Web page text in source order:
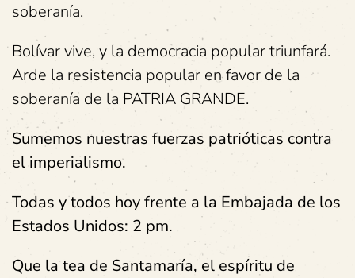
soberanía.
Bolívar vive, y la democracia popular triunfará.
Arde la resistencia popular en favor de la
soberanía de la PATRIA GRANDE.
Sumemos nuestras fuerzas patrióticas contra
el imperialismo.
Todas y todos hoy frente a la Embajada de los
Estados Unidos: 2 pm.
Que la tea de Santamaría, el espíritu de